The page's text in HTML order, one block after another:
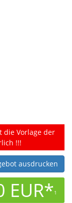
die Vorlage der
!!!
ausdrucken
EUR*1